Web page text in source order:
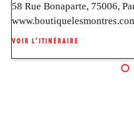
58 Rue Bonaparte, 75006,
VOIR L’ITINÉRAIRE